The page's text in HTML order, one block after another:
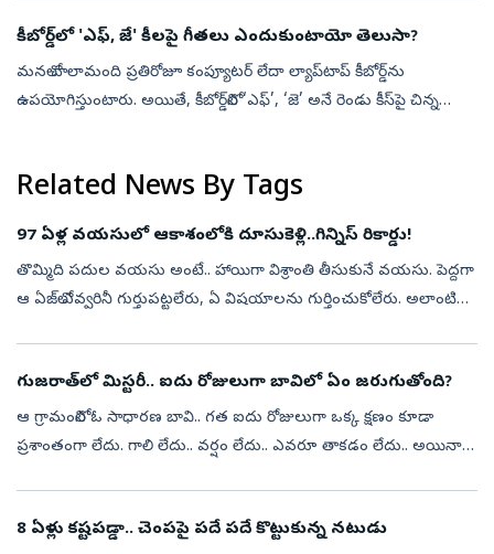
కీబోర్డ్‌లో 'ఎఫ్‌, జే' కీలపై గీతలు ఎందుకుంటాయో తెలుసా?
మనలో చాలామంది ప్రతిరోజూ కంప్యూటర్‌ లేదా ల్యాప్‌టాప్‌ కీబోర్డ్‌ను
ఉపయోగిస్తుంటారు. అయితే, కీబోర్డ్‌లోని ‘ఎఫ్‌’, ‘జె’ అనే రెండు కీస్‌పై చిన్న
Related News By Tags
97 ఏళ్ల వయసులో ఆకాశంలోకి దూసుకెళ్లి..గిన్నిస్‌ రికార్డు!
తొమ్మిది పదుల వయసు అంటే.. హాయిగా విశ్రాంతి తీసుకునే వయసు. పెద్దగా
ఆ ఏజ్‌లో ఎవ్వరినీ గుర్తుపట్టలేరు, ఏ విషయాలను గుర్తించుకోలేరు. అలాంటి
గుజరాత్‌లో మిస్టరీ.. ఐదు రోజులుగా బావిలో ఏం జరుగుతోంది?
ఆ గ్రామంలోని ఓ సాధారణ బావి.. గత ఐదు రోజులుగా ఒక్క క్షణం కూడా
ప్రశాంతంగా లేదు. గాలి లేదు.. వర్షం లేదు.. ఎవరూ తాకడం లేదు.. అయినా
8 ఏళ్లు కష్టపడ్డా.. చెంపపై పదే పదే కొట్టుకున్న నటుడు